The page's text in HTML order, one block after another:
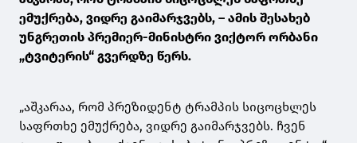
ემუქრება, ვიდრე გაიმარჯვებს, – ამის შესახებ
უნგრეთის პრემიერ-მინისტრი ვიქტორ ორბანი
„ტვიტერის“ გვერდზე წერს.
„აშკარაა, რომ პრეზიდენტ ტრამპის სიცოცხლეს
საფრთხე ემუქრება, ვიდრე გაიმარჯვებს. ჩვენ